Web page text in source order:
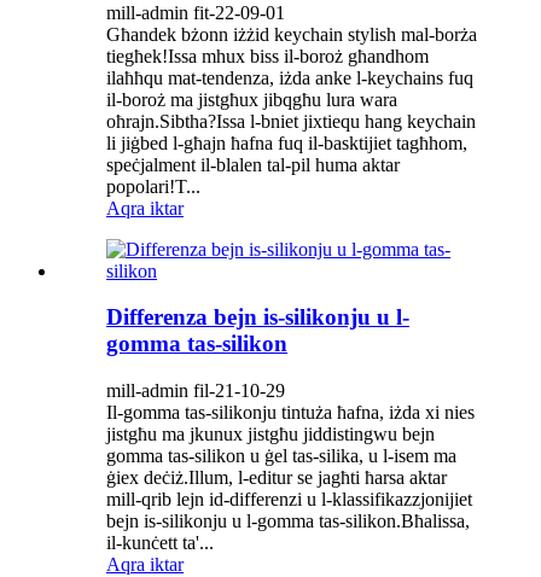
mill-admin fit-22-09-01
Għandek bżonn iżżid keychain stylish mal-borża
tiegħek!Issa mhux biss il-boroż għandhom
ilaħħqu mat-tendenza, iżda anke l-keychains fuq
il-boroż ma jistgħux jibqgħu lura wara
oħrajn.Sibtha?Issa l-bniet jixtiequ hang keychain
li jiġbed l-għajn ħafna fuq il-basktijiet tagħhom,
speċjalment il-blalen tal-pil huma aktar
popolari!T...
Aqra iktar
Differenza bejn is-silikonju u l-
gomma tas-silikon
mill-admin fil-21-10-29
Il-gomma tas-silikonju tintuża ħafna, iżda xi nies
jistgħu ma jkunux jistgħu jiddistingwu bejn
gomma tas-silikon u ġel tas-silika, u l-isem ma
ġiex deċiż.Illum, l-editur se jagħti ħarsa aktar
mill-qrib lejn id-differenzi u l-klassifikazzjonijiet
bejn is-silikonju u l-gomma tas-silikon.Bħalissa,
il-kunċett ta'...
Aqra iktar